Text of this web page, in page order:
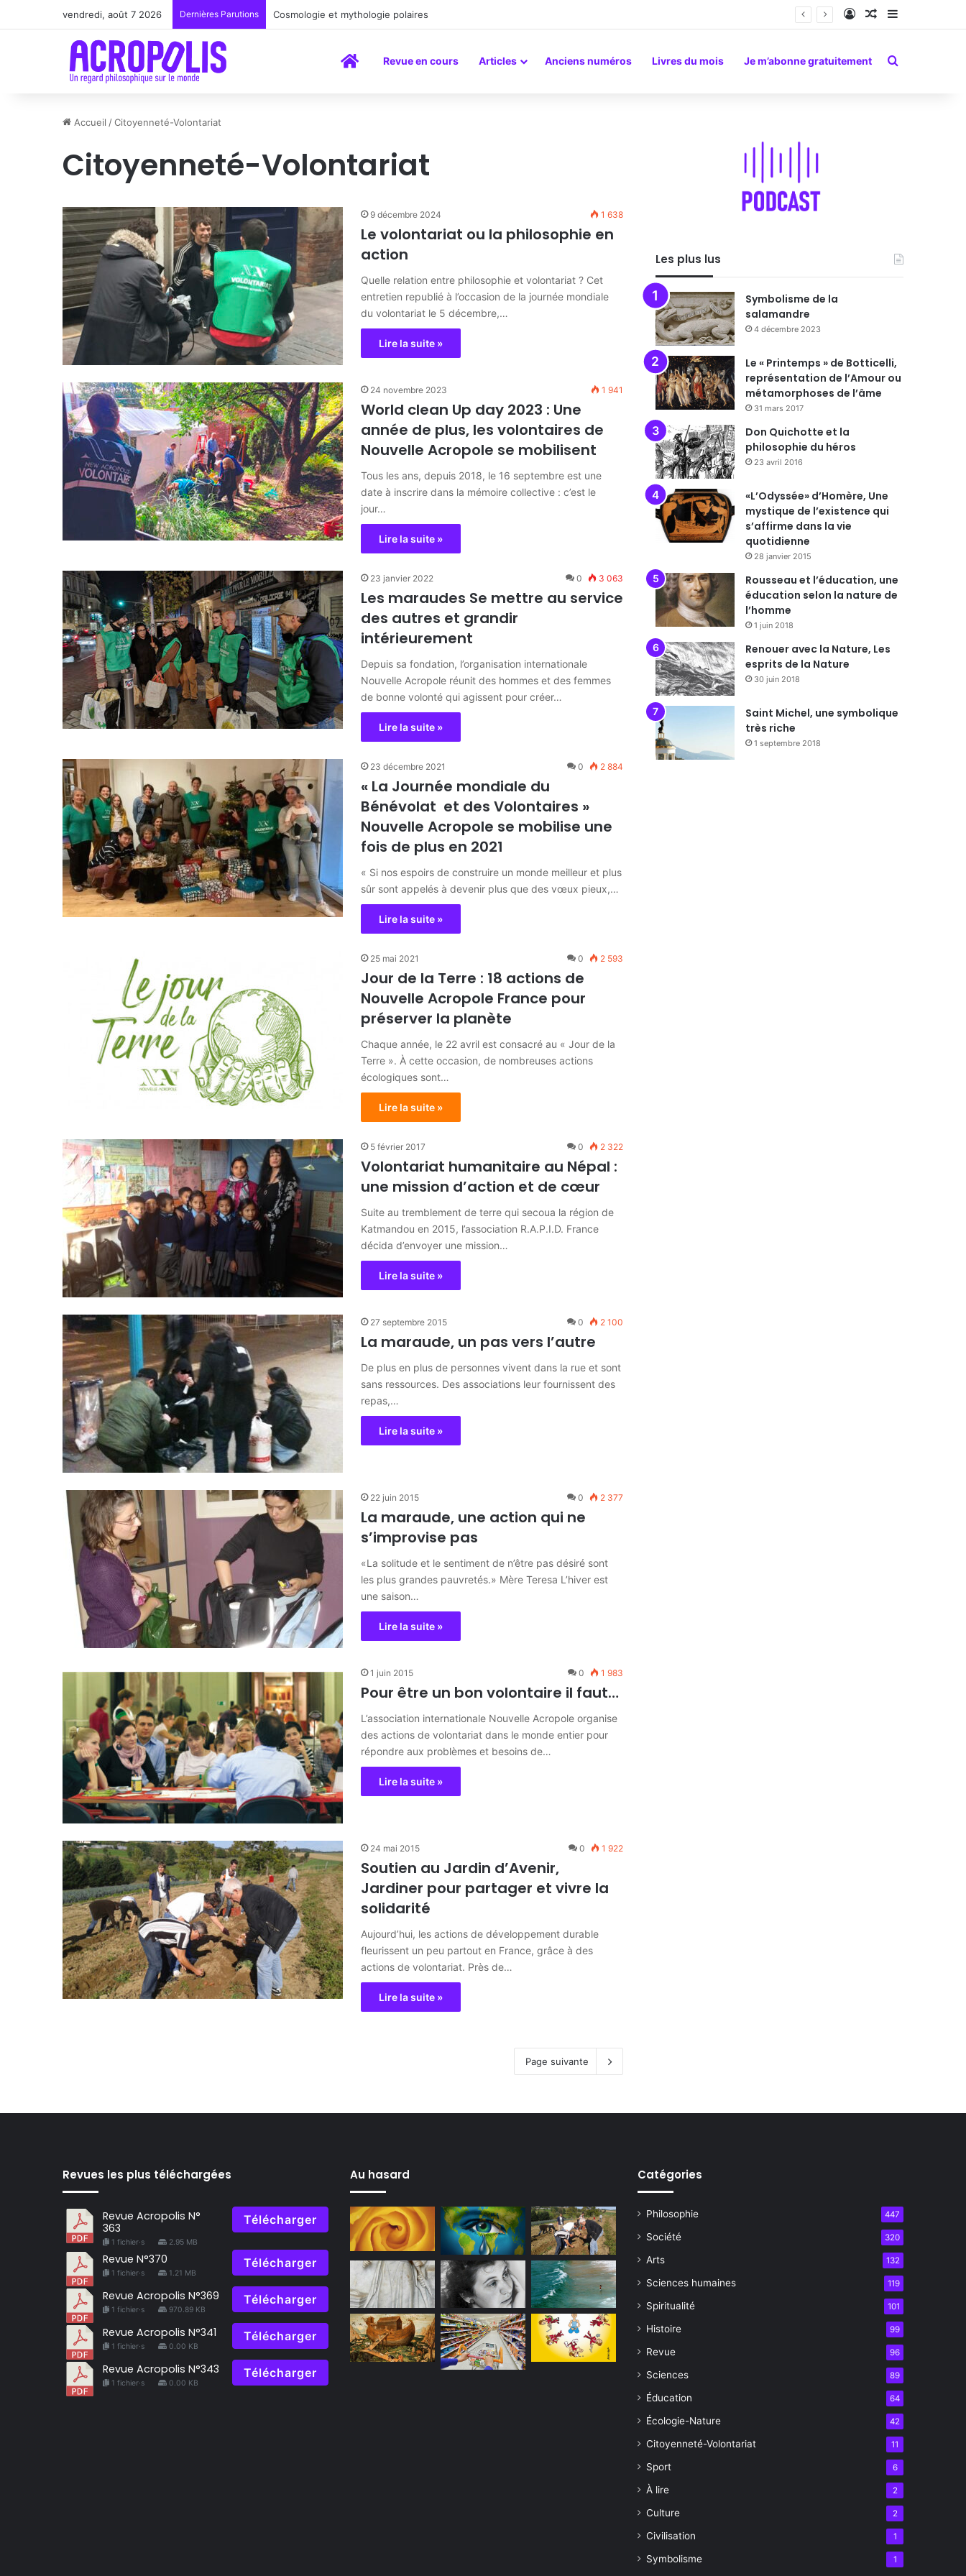
vendredi, août 7 2026 Dernières Parutions Renoir : la peinture comme un art du lien Connexion
Article Aléatoire
Sidebar
AccueilRevue en cours Articles Anciens numéros Livres du mois Je m’abonne gratuitement Rechercher
Accueil /Citoyenneté-Volontariat
Citoyenneté-Volontariat
9 décembre 2024 1 638
Le volontariat ou la philosophie en
action
Quelle relation entre philosophie et volontariat ? Cet
entretien republié à l’occasion de la journée mondiale
du volontariat le 5 décembre,…
Lire la suite »
24 novembre 2023 1 941
World clean Up day 2023 : Une
année de plus, les volontaires de
Nouvelle Acropole se mobilisent
Tous les ans, depuis 2018, le 16 septembre est une
date à inscrire dans la mémoire collective : c’est le
jour…
Lire la suite »
23 janvier 2022 0 3 063
Les maraudes Se mettre au service
des autres et grandir
intérieurement
Depuis sa fondation, l’organisation internationale
Nouvelle Acropole réunit des hommes et des femmes
de bonne volonté qui agissent pour créer…
Lire la suite »
23 décembre 2021 0 2 884
« La Journée mondiale du
Bénévolat et des Volontaires »
Nouvelle Acropole se mobilise une
fois de plus en 2021
« Si nos espoirs de construire un monde meilleur et plus
sûr sont appelés à devenir plus que des vœux pieux,…
Lire la suite »
25 mai 2021 0 2 593
Jour de la Terre : 18 actions de
Nouvelle Acropole France pour
préserver la planète
Chaque année, le 22 avril est consacré au « Jour de la
Terre ». À cette occasion, de nombreuses actions
écologiques sont…
Lire la suite »
5 février 2017 0 2 322
Volontariat humanitaire au Népal :
une mission d’action et de cœur
Suite au tremblement de terre qui secoua la région de
Katmandou en 2015, l’association R.A.P.I.D. France
décida d’envoyer une mission…
Lire la suite »
27 septembre 2015 0 2 100
La maraude, un pas vers l’autre
De plus en plus de personnes vivent dans la rue et sont
sans ressources. Des associations leur fournissent des
repas,…
Lire la suite »
22 juin 2015 0 2 377
La maraude, une action qui ne
s’improvise pas
«La solitude et le sentiment de n’être pas désiré sont
les plus grandes pauvretés.» Mère Teresa L’hiver est
une saison…
Lire la suite »
1 juin 2015 0 1 983
Pour être un bon volontaire il faut…
L’association internationale Nouvelle Acropole organise
des actions de volontariat dans le monde entier pour
répondre aux problèmes et besoins de…
Lire la suite »
24 mai 2015 0 1 922
Soutien au Jardin d’Avenir,
Jardiner pour partager et vivre la
solidarité
Aujourd’hui, les actions de développement durable
fleurissent un peu partout en France, grâce à des
actions de volontariat. Près de…
Lire la suite »
Page suivante
Les plus lus
Symbolisme de la
salamandre
4 décembre 2023
Le « Printemps » de Botticelli,
représentation de l’Amour ou
métamorphoses de l’âme
31 mars 2017
Don Quichotte et la
philosophie du héros
23 avril 2016
«L’Odyssée» d’Homère, Une
mystique de l’existence qui
s’affirme dans la vie
quotidienne
28 janvier 2015
Rousseau et l’éducation, une
éducation selon la nature de
l’homme
1 juin 2018
Renouer avec la Nature, Les
esprits de la Nature
30 juin 2018
Saint Michel, une symbolique
très riche
1 septembre 2018
Revues les plus téléchargées
Revue Acropolis N°
363
1 fichier·s 2.95 MB
Télécharger
Revue N°370
1 fichier·s 1.21 MB
Télécharger
Revue Acropolis N°369
1 fichier·s 970.89 KB
Télécharger
Revue Acropolis N°341
1 fichier·s 0.00 KB
Télécharger
Revue Acropolis N°343
1 fichier·s 0.00 KB
Télécharger
Au hasard Catégories
Philosophie 447
Société 320
Arts 132
Sciences humaines 119
Spiritualité 101
Histoire 99
Revue 96
Sciences 89
Éducation 64
Écologie-Nature 42
Citoyenneté-Volontariat 11
Sport 6
À lire 2
Culture 2
Civilisation 1
Symbolisme 1